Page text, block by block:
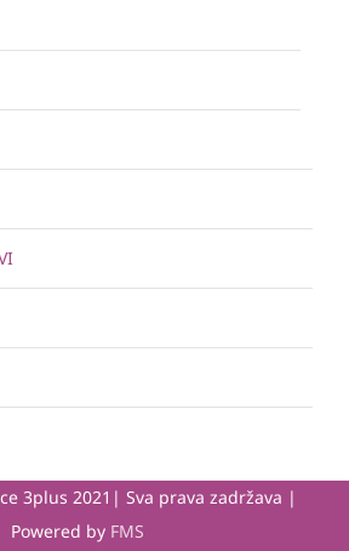
3plus 2021| Sva prava zadržava |
Powered by FMS